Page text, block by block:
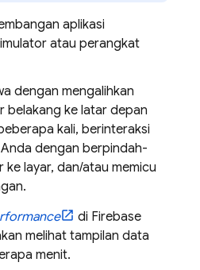
aplikasi
atau perangkat
dengan mengalihkan
belakang ke latar depan
kali, berinteraksi
dengan berpindah-
ke layar, dan/atau memicu
di Firebase
melihat tampilan data
menit.